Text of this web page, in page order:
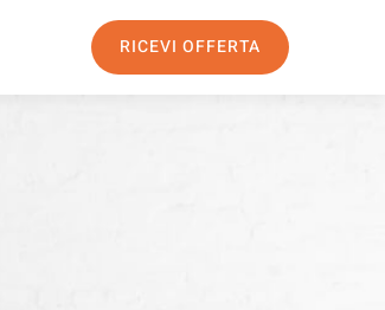
RICEVI OFFERTA